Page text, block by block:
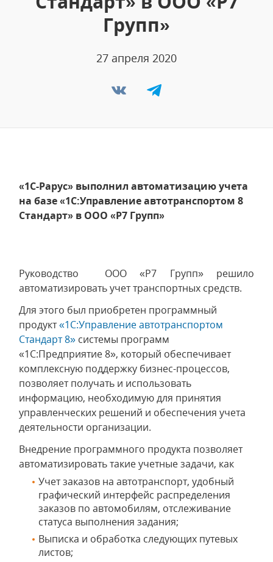
Групп»
27 апреля 2020
«1С-Рарус» выполнил автоматизацию учета
на базе «1С:Управление автотранспортом 8
Стандарт» в ООО «Р7 Групп»
Руководство ООО «Р7 Групп» решило
автоматизировать учет транспортных средств.
Для этого был приобретен программный
продукт«1С:Управление автотранспортом
Стандарт 8» системы программ
«1С:Предприятие 8», который обеспечивает
комплексную поддержку бизнес-процессов,
позволяет получать и использовать
информацию, необходимую для принятия
управленческих решений и обеспечения учета
деятельности организации.
Внедрение программного продукта позволяет
автоматизировать такие учетные задачи, как
Учет заказов на автотранспорт, удобный
графический интерфейс распределения
заказов по автомобилям, отслеживание
статуса выполнения задания;
Выписка и обработка следующих путевых
листов;